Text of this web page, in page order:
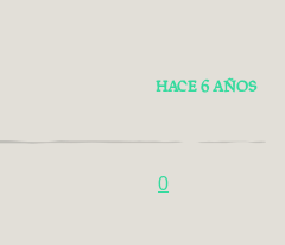
HACE 6 AÑOS
0